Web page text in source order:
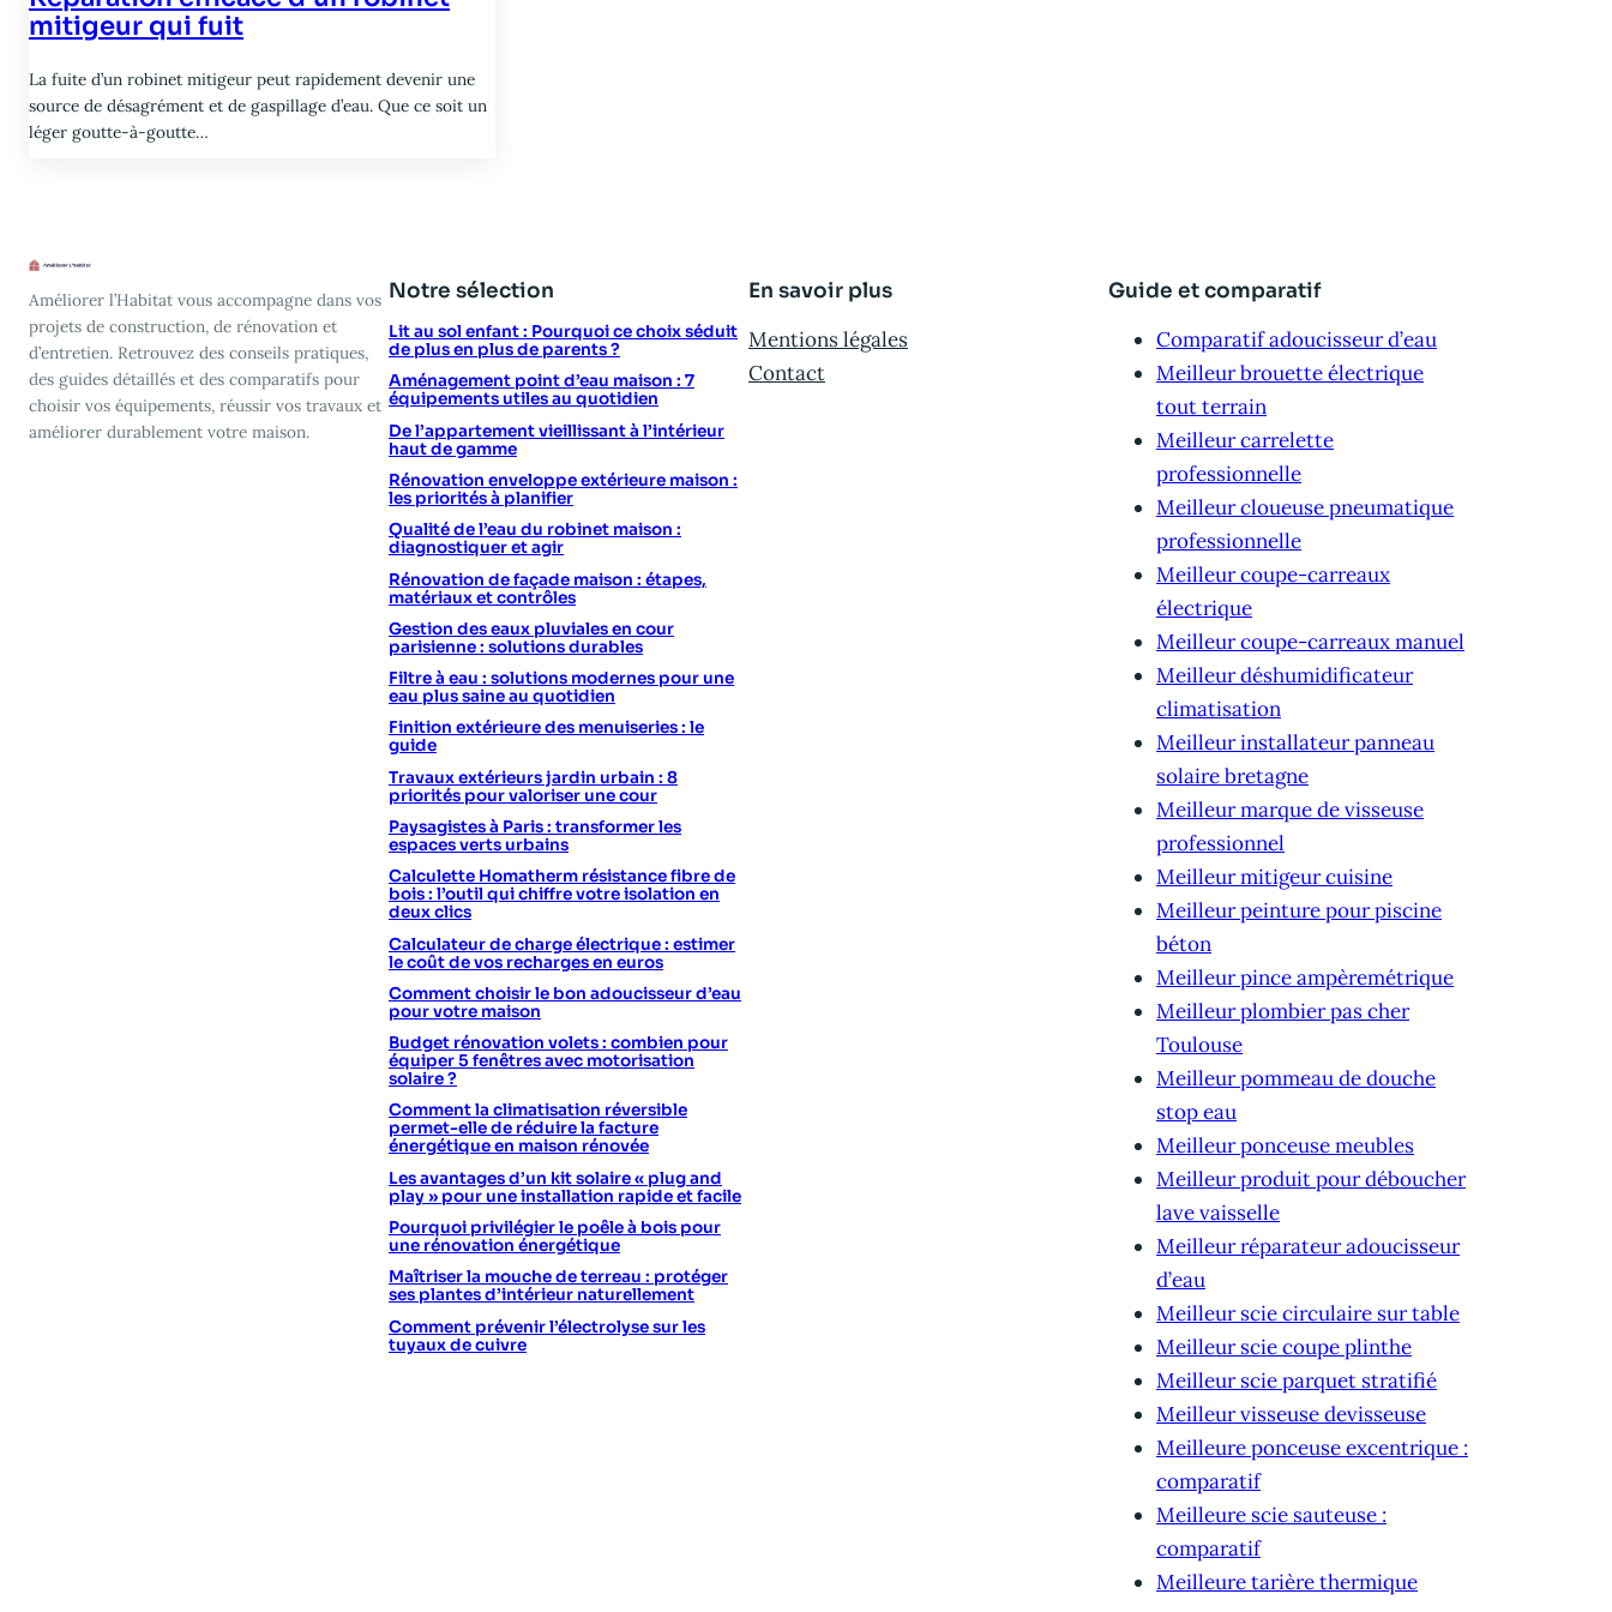
mitigeur qui fuit
La fuite d’un robinet mitigeur peut rapidement devenir une
source de désagrément et de gaspillage d’eau. Que ce soit un
léger goutte-à-goutte…
Améliorer l’Habitat vous accompagne dans vos
projets de construction, de rénovation et
d’entretien. Retrouvez des conseils pratiques,
des guides détaillés et des comparatifs pour
choisir vos équipements, réussir vos travaux et
améliorer durablement votre maison.
Notre sélection
Lit au sol enfant : Pourquoi ce choix séduit
de plus en plus de parents ?
Aménagement point d’eau maison : 7
équipements utiles au quotidien
De l’appartement vieillissant à l’intérieur
haut de gamme
Rénovation enveloppe extérieure maison :
les priorités à planifier
Qualité de l’eau du robinet maison :
diagnostiquer et agir
Rénovation de façade maison : étapes,
matériaux et contrôles
Gestion des eaux pluviales en cour
parisienne : solutions durables
Filtre à eau : solutions modernes pour une
eau plus saine au quotidien
Finition extérieure des menuiseries : le
guide
Travaux extérieurs jardin urbain : 8
priorités pour valoriser une cour
Paysagistes à Paris : transformer les
espaces verts urbains
Calculette Homatherm résistance fibre de
bois : l’outil qui chiffre votre isolation en
deux clics
Calculateur de charge électrique : estimer
le coût de vos recharges en euros
Comment choisir le bon adoucisseur d’eau
pour votre maison
Budget rénovation volets : combien pour
équiper 5 fenêtres avec motorisation
solaire ?
Comment la climatisation réversible
permet-elle de réduire la facture
énergétique en maison rénovée
Les avantages d’un kit solaire « plug and
play » pour une installation rapide et facile
Pourquoi privilégier le poêle à bois pour
une rénovation énergétique
Maîtriser la mouche de terreau : protéger
ses plantes d’intérieur naturellement
Comment prévenir l’électrolyse sur les
tuyaux de cuivre
En savoir plus
Mentions légales
Contact
Guide et comparatif
Comparatif adoucisseur d’eau
Meilleur brouette électrique
tout terrain
Meilleur carrelette
professionnelle
Meilleur cloueuse pneumatique
professionnelle
Meilleur coupe-carreaux
électrique
Meilleur coupe-carreaux manuel
Meilleur déshumidificateur
climatisation
Meilleur installateur panneau
solaire bretagne
Meilleur marque de visseuse
professionnel
Meilleur mitigeur cuisine
Meilleur peinture pour piscine
béton
Meilleur pince ampèremétrique
Meilleur plombier pas cher
Toulouse
Meilleur pommeau de douche
stop eau
Meilleur ponceuse meubles
Meilleur produit pour déboucher
lave vaisselle
Meilleur réparateur adoucisseur
d’eau
Meilleur scie circulaire sur table
Meilleur scie coupe plinthe
Meilleur scie parquet stratifié
Meilleur visseuse devisseuse
Meilleure ponceuse excentrique :
comparatif
Meilleure scie sauteuse :
comparatif
Meilleure tarière thermique